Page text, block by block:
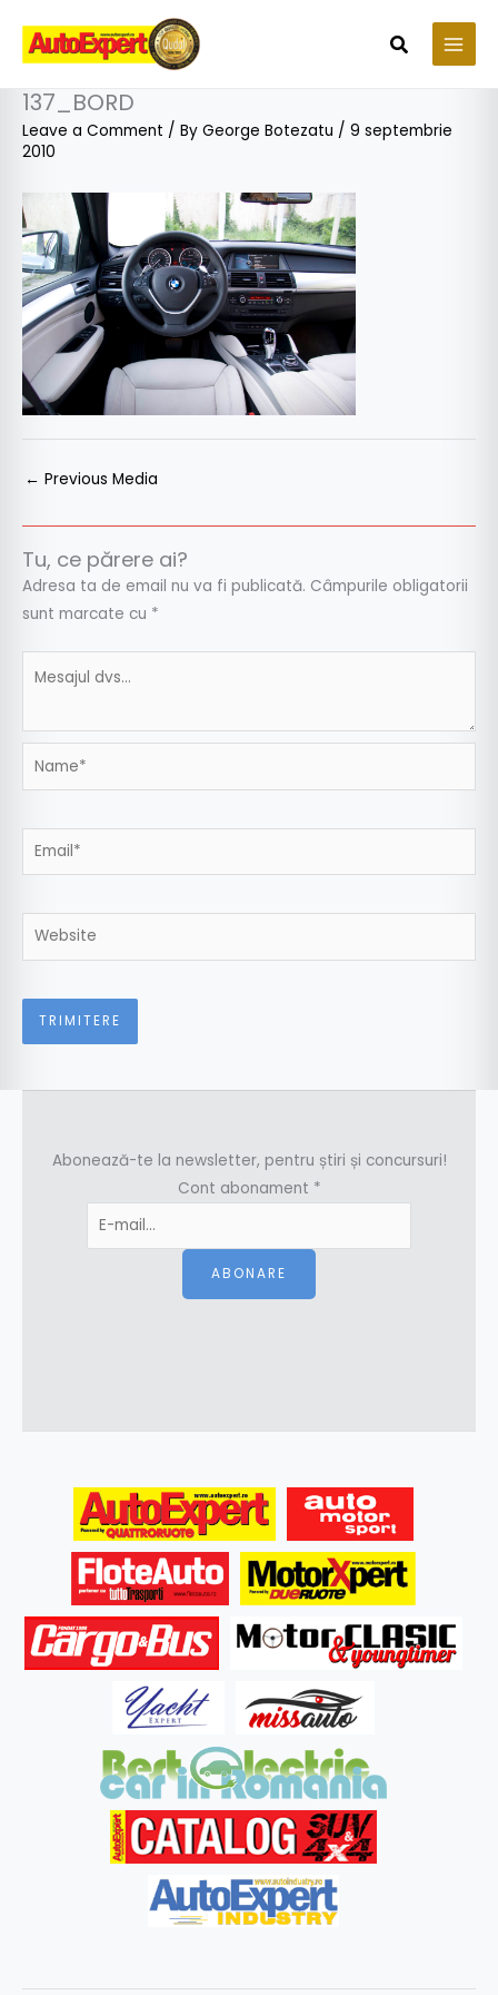
content
Search
137_BORD
Leave a Comment / By George Botezatu / 9 septembrie
2010
← Previous Media
Tu, ce părere ai?
Adresa ta de email nu va fi publicată. Câmpurile obligatorii
sunt marcate cu *
Name*
Email*
Website
Abonează-te la newsletter, pentru știri și concursuri!
Cont abonament *
ABONARE